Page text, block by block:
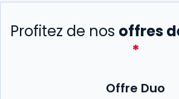
Profitez de nos offres
*
Offre Duo